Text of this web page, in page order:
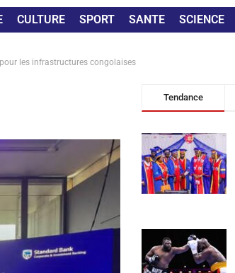
CULTURE SPORT SANTE SCIENCE
les infrastructures congolaises
Tendance